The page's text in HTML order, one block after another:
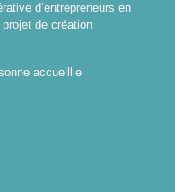
d’entrepreneurs en
de création
accueillie